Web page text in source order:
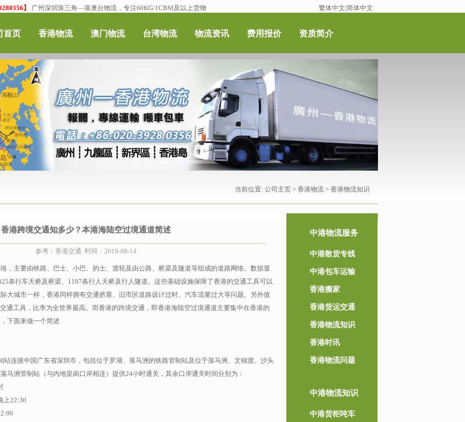
】 广州深圳珠三角—港澳台物流，专注60KG/1CBM及以上货物 繁体中文|简体中文
首页 香港物流 澳门物流 台湾物流 物流资讯 费用报价 资质简介
当前位置: 公司主页 > 香港物流 > 香港物流知识
香港跨境交通知多少？本港海陆空过境通道简述
参考：香港交通 时间：2018-08-14
，主要由铁路、巴士、小巴、的士、渡轮及由公路、桥梁及隧道等组成的道路网络。数据显
条行车天桥及桥梁、1197条行人天桥及行人隧道。这些基础设施保障了香港的交通工具可以
大城市一样，香港同样拥有交通挤塞、旧市区道路设计过时、汽车流量过大等问题。另外值
通工具，比率为全世界最高。而香港的跨境交通，即香港海陆空过境通道主要集中在香港的
下面来做一个简述
站连接中国广东省深圳市，包括位于罗湖、落马洲的铁路管制站及位于落马洲、文锦渡、沙头
马洲管制站（与内地皇岗口岸相连）提供24小时通关，其余口岸通关时间分别为：
上22:30
中港物流服务
中港散货专线
中港包车运输
香港搬家
香港货运交通
香港物流知识
香港时讯
香港物流问题
中港物流知识
中港货柜吨车